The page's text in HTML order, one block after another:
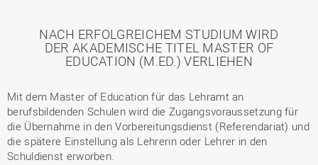
NACH ERFOLGREICHEM STUDIUM WIRD
DER AKADEMISCHE TITEL MASTER OF
EDUCATION (M.ED.) VERLIEHEN
Mit dem Master of Education für das Lehramt an
berufsbildenden Schulen wird die Zugangsvoraussetzung für
die Übernahme in den Vorbereitungsdienst (Referendariat) und
die spätere Einstellung als Lehrerin oder Lehrer in den
Schuldienst erworben.